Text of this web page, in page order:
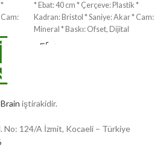
* Ebat: 40 cm * Çerçeve: Plastik *
Kadran: Bristol * Saniye: Akar * Cam:
Mineral * Baskı: Ofset, Dijital
iştirakidir.
No: 124/A İzmit, Kocaeli – Türkiye